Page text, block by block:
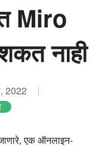
Miro
शकत नाही
2022
एक ऑनलाइन-